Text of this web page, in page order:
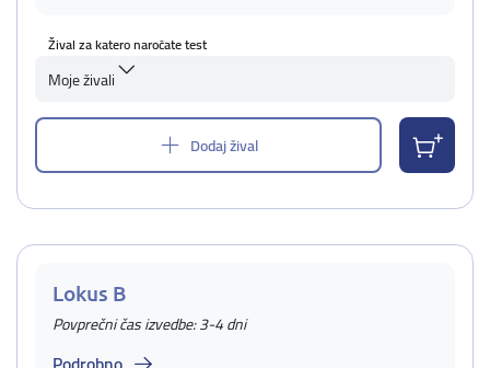
Žival za katero naročate test
Moje živali
Dodaj žival
Lokus B
Povprečni čas izvedbe: 3-4 dni